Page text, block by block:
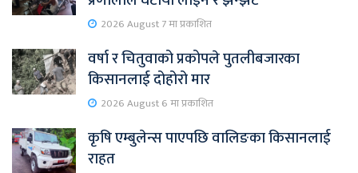
2026 August 7 मा प्रकाशित
वर्षा र चितुवाको प्रकोपले पुतलीबजारका
किसानलाई दोहोरो मार
2026 August 6 मा प्रकाशित
कृषि एम्बुलेन्स पाएपछि वालिङका किसानलाई
राहत